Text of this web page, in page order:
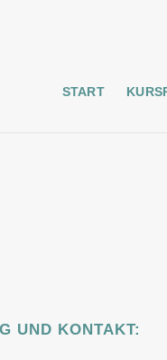
START
UND KONTAKT: